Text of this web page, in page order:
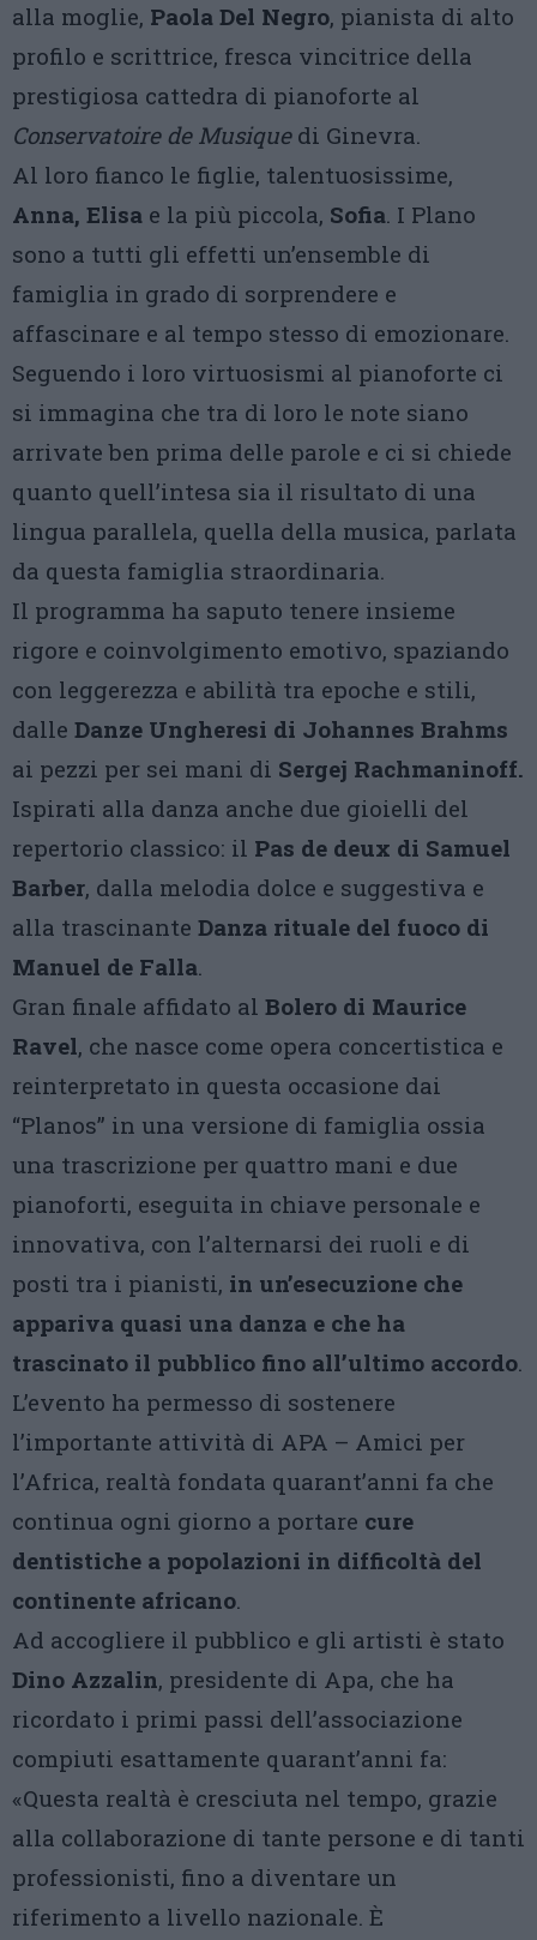
alla moglie, Paola Del Negro, pianista di alto
profilo e scrittrice, fresca vincitrice della
prestigiosa cattedra di pianoforte al
Conservatoire de Musiquedi Ginevra.
Al loro fianco le figlie, talentuosissime,
Anna, Elisa e la più piccola, Sofia. I Plano
sono a tutti gli effetti un’ensemble di
famiglia in grado di sorprendere e
affascinare e al tempo stesso di emozionare.
Seguendo i loro virtuosismi al pianoforte ci
si immagina che tra di loro le note siano
arrivate ben prima delle parole e ci si chiede
quanto quell’intesa sia il risultato di una
lingua parallela, quella della musica, parlata
da questa famiglia straordinaria.
Il programma ha saputo tenere insieme
rigore e coinvolgimento emotivo, spaziando
con leggerezza e abilità tra epoche e stili,
dalle Danze Ungheresi di Johannes Brahms
ai pezzi per sei mani di Sergej Rachmaninoff.
Ispirati alla danza anche due gioielli del
repertorio classico: il Pas de deux di Samuel
Barber, dalla melodia dolce e suggestiva e
alla trascinante Danza rituale del fuoco di
Manuel de Falla.
Gran finale affidato al Bolero di Maurice
Ravel, che nasce come opera concertistica e
reinterpretato in questa occasione dai
“Planos” in una versione di famiglia ossia
una trascrizione per quattro mani e due
pianoforti, eseguita in chiave personale e
innovativa, con l’alternarsi dei ruoli e di
posti tra i pianisti, in un’esecuzione che
appariva quasi una danza e che ha
trascinato il pubblico fino all’ultimo accordo.
L’evento ha permesso di sostenere
l’importante attività di APA – Amici per
l’Africa, realtà fondata quarant’anni fa che
continua ogni giorno a portare cure
dentistiche a popolazioni in difficoltà del
continente africano.
Ad accogliere il pubblico e gli artisti è stato
Dino Azzalin, presidente di Apa, che ha
ricordato i primi passi dell’associazione
compiuti esattamente quarant’anni fa:
«Questa realtà è cresciuta nel tempo, grazie
alla collaborazione di tante persone e di tanti
professionisti, fino a diventare un
riferimento a livello nazionale. È